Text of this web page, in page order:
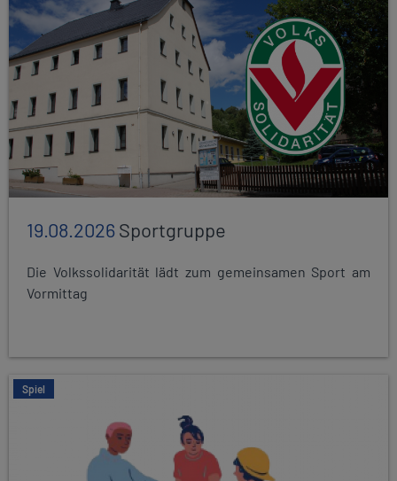
19.08.2026Sportgruppe
Die Volkssolidarität lädt zum gemeinsamen Sport am
Vormittag
Spiel